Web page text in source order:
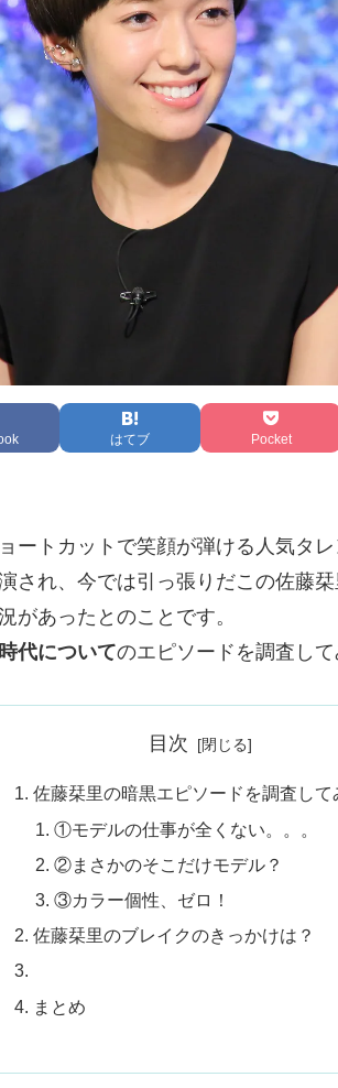
はてブ Pocket
ートカットで笑顔が弾ける人気タレ
され、今では引っ張りだこの佐藤
があったとのことです。
代についてのエピソードを調査して
目次
佐藤栞里の暗黒エピソードを調査して
①モデルの仕事が全くない。。。
②まさかのそこだけモデル？
③カラー個性、ゼロ！
佐藤栞里のブレイクのきっかけは？
まとめ